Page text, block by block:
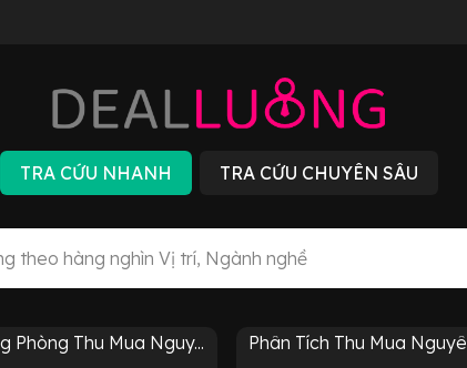
Phòng Thu Mua Nguy... Phân Tích Thu Mua